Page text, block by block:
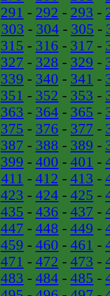
291 - 292 - 293 -
303 - 304 - 305 -
315 - 316 - 317 -
327 - 328 - 329 -
339 - 340 - 341 -
351 - 352 - 353 -
363 - 364 - 365 -
375 - 376 - 377 -
387 - 388 - 389 -
399 - 400 - 401 -
411 - 412 - 413 -
423 - 424 - 425 -
435 - 436 - 437 -
447 - 448 - 449 -
459 - 460 - 461 -
471 - 472 - 473 -
483 - 484 - 485 -